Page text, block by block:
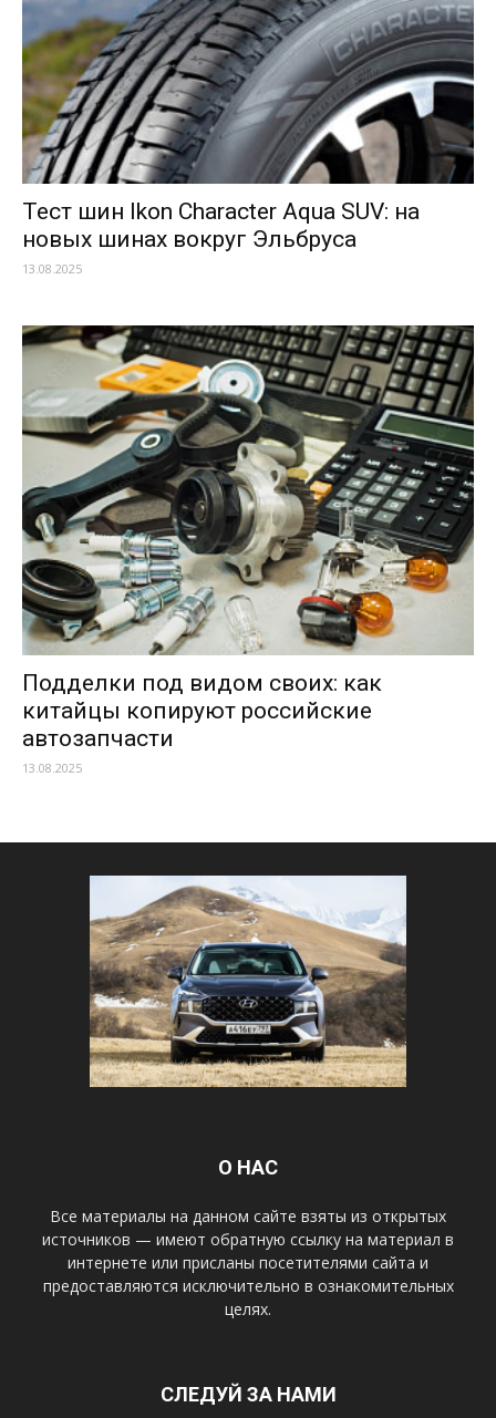
Тест шин Ikon Character Aqua SUV: на
новых шинах вокруг Эльбруса
13.08.2025
Подделки под видом своих: как
китайцы копируют российские
автозапчасти
13.08.2025
О НАС
Все материалы на данном сайте взяты из открытых
источников — имеют обратную ссылку на материал в
интернете или присланы посетителями сайта и
предоставляются исключительно в ознакомительных
целях.
СЛЕДУЙ ЗА НАМИ